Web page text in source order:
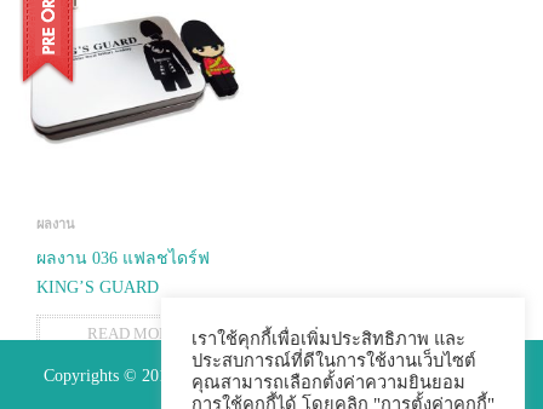
ผลงาน
ผลงาน 036 แฟลชไดร์ฟ
KING’S GUARD
READ MORE
Copyrights © 2015 Premium Perfect Co.,ltd. All Rights Reserved.
เราใช้คุกกี้เพื่อเพิ่มประสิทธิภาพ และ
ประสบการณ์ที่ดีในการใช้งานเว็บไซต์
คุณสามารถเลือกตั้งค่าความยินยอม
การใช้คุกกี้ได้ โดยคลิก "การตั้งค่าคุกกี้"